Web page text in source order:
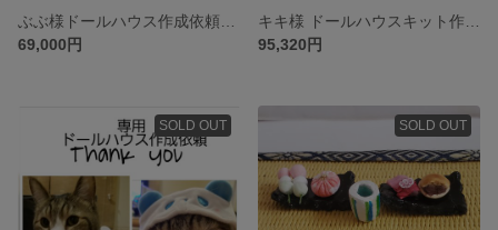
69,000円
95,320円
SOLD OUT SOLD OUT